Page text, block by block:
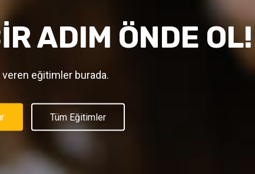
Sertifika Eğitimi ile İş Sahibi Ol!